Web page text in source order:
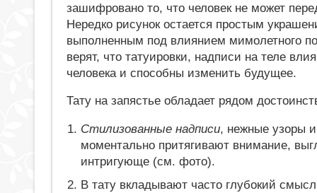
зашифровано то, что человек не может
Нередко рисунок остается простым
выполненным под влиянием мимолетного
верят, что татуировки, надписи на теле
человека и способны изменить будущее.
Тату на запястье обладает рядом
Стилизованные надписи, нежные узоры
моментально притягивают внимание,
интригующе (см. фото).
В тату вкладывают часто глубокий